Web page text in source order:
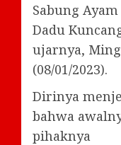
Sabung
Dadu
ujarnya,
(08/01/2023).
Dirinya
bahwa
pihaknya